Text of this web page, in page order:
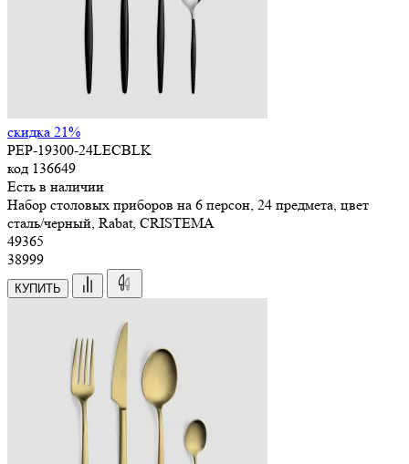
скидка 21%
PEP-19300-24LECBLK
код 136649
Есть в наличии
Набор столовых приборов на 6 персон, 24 предмета, цвет
сталь/черный, Rabat, CRISTEMA
49365
38999
КУПИТЬ